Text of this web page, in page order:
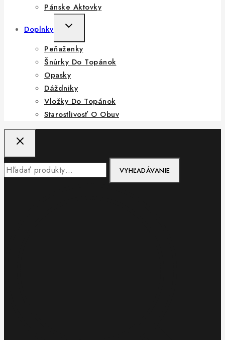
Pánske Aktovky
Doplnky
Peňaženky
Šnúrky Do Topánok
Opasky
Dáždniky
Vložky Do Topánok
Starostlivosť O Obuv
VYHĽADÁVANIE